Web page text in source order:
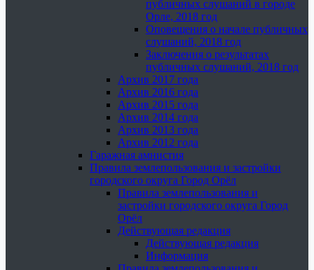
публичных слушаний в городе
Орле, 2018 год
Оповещения о начале публичных
слушаний, 2018 год
Заключения о результатах
публичных слушаний, 2018 год
Архив 2017 года
Архив 2016 года
Архив 2015 года
Архив 2014 года
Архив 2013 года
Архив 2012 года
Гаражная амнистия
Правила землепользования и застройки
городского округа Город Орёл
Правила землепользования и
застройки городского округа Город
Орёл
Действующая редакция
Действующая редакция
Информация